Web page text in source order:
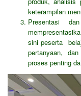
keterampilan
Presentasi
sini peserta
pertanyaan,
proses penting